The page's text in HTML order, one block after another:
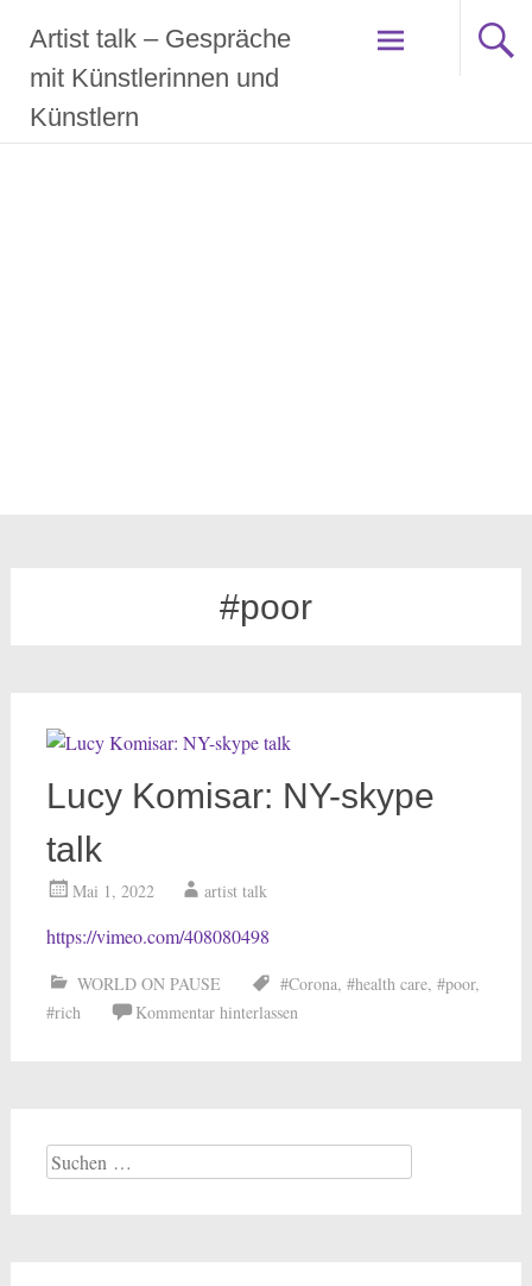
Inhalt
springen
Artist talk – Gespräche
mit Künstlerinnen und
Künstlern
#poor
Lucy Komisar: NY-skype
talk
Mai 1, 2022 artist talk
https://vimeo.com/408080498
WORLD ON PAUSE #Corona, #health care, #poor,
#rich
Kommentar hinterlassen
Suchen
nach: